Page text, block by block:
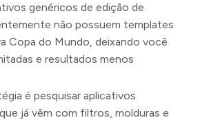
genéricos de edição de
não possuem templates
Copa do Mundo, deixando você
e resultados menos
é pesquisar aplicativos
já vêm com filtros, molduras e